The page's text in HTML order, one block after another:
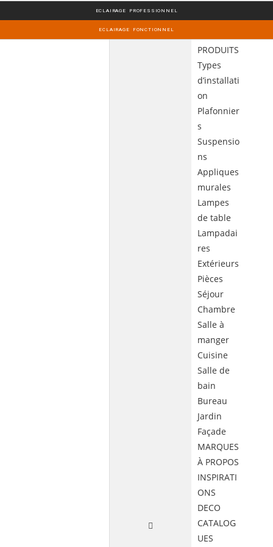
ECLAIRAGE PROFESSIONNEL
ECLAIRAGE FONCTIONNEL
PRODUITS
Types
d’installati
on
Plafonnier
s
Suspensio
ns
Appliques
murales
Lampes
de table
Lampadai
res
Extérieurs
Pièces
Séjour
Chambre
Salle à
manger
Cuisine
Salle de
bain
Bureau
Jardin
Façade
MARQUES
À PROPOS
INSPIRATI
ONS
DECO
CATALOG
UES